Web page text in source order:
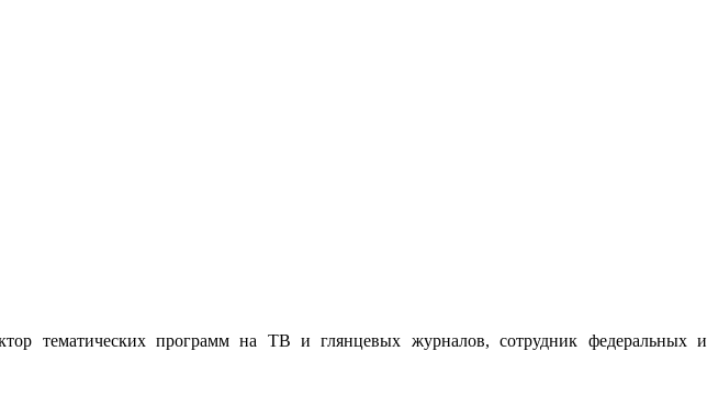
тематических программ на ТВ и глянцевых журналов, сотрудник федеральных и